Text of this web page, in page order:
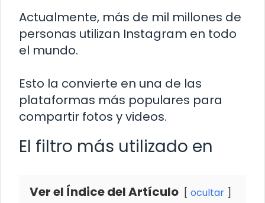
Actualmente, más de mil millones de
personas utilizan Instagram en todo
el mundo.
Esto la convierte en una de las
plataformas más populares para
compartir fotos y videos.
El filtro más utilizado en
Ver el Índice del Artículo ocultar